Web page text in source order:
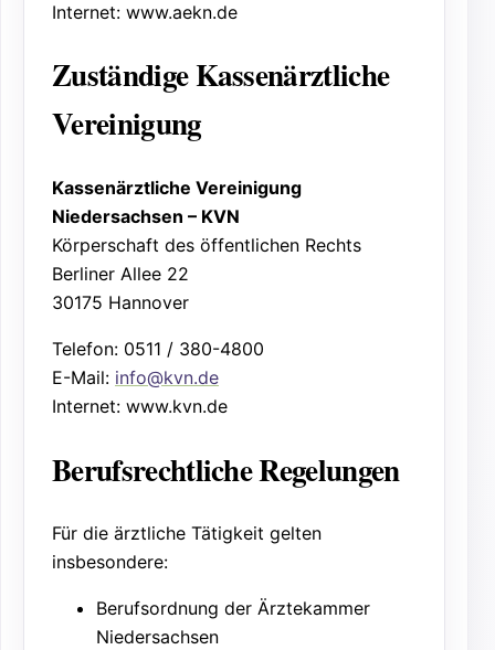
Internet: www.aekn.de
Zuständige Kassenärztliche
Vereinigung
Kassenärztliche Vereinigung
Niedersachsen – KVN
Körperschaft des öffentlichen Rechts
Berliner Allee 22
30175 Hannover
Telefon: 0511 / 380-4800
E-Mail: info@kvn.de
Internet: www.kvn.de
Berufsrechtliche Regelungen
Für die ärztliche Tätigkeit gelten
insbesondere:
Berufsordnung der Ärztekammer
Niedersachsen